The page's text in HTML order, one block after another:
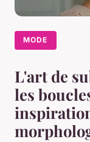
MODE
L'art de
les